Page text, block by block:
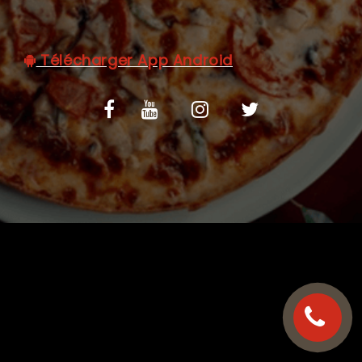
C.G.V
Télécharger App Android